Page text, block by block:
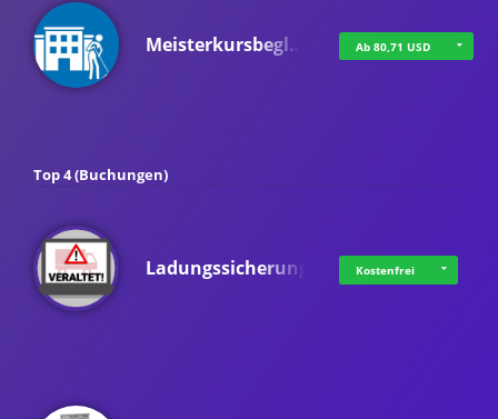
Meisterkursbegl… Ab 80,71 USD
Top 4 (Buchungen)
Ladungssicherung Kostenfrei